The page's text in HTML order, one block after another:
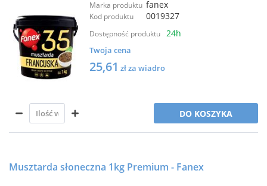
Marka produktu fanex
Kod produktu 0019327
Dostępność produktu 24h
Twoja cena
25,61 zł za wiadro
DO KOSZYKA
Musztarda słoneczna 1kg Premium - Fanex